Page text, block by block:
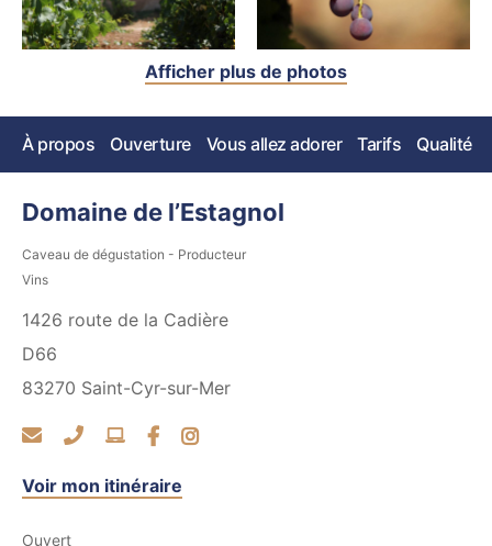
Afficher plus de photos
À propos Ouverture Vous allez adorer Tarifs Qualité
Domaine de l’Estagnol
Caveau de dégustation - Producteur
Vins
1426 route de la Cadière
D66
83270 Saint-Cyr-sur-Mer
Voir mon itinéraire
Ouvert